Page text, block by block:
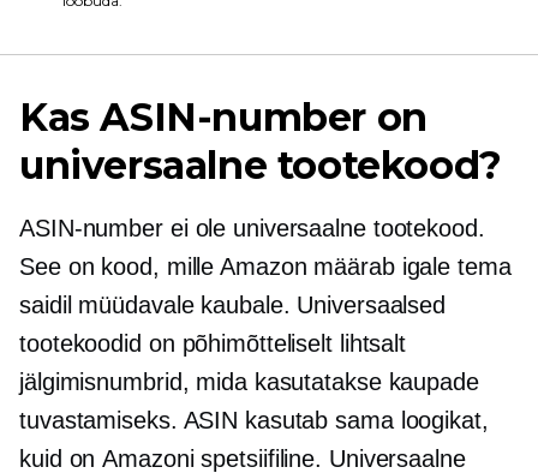
Kas ASIN-number on
universaalne tootekood?
ASIN-number ei ole universaalne tootekood.
See on kood, mille Amazon määrab igale tema
saidil müüdavale kaubale. Universaalsed
tootekoodid on põhimõtteliselt lihtsalt
jälgimisnumbrid, mida kasutatakse kaupade
tuvastamiseks. ASIN kasutab sama loogikat,
kuid onAmazoni spetsiifiline. Universaalne